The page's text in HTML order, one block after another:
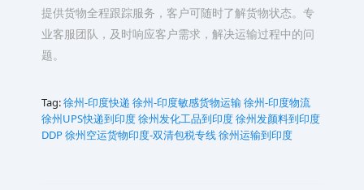
提供货物全程跟踪服务，客户可随时了解货物状态。专
业客服团队，及时响应客户需求，解决运输过程中的问
题。
Tag:徐州-印度快递 徐州-印度敏感货物运输徐州-印度物流
徐州UPS快递到印度徐州发化工品到印度徐州发颜料到印度
DDP徐州空运货物印度-双清包税专线徐州运输到印度